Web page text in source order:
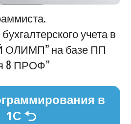
учета в
на базе ПП
8 ПРОФ”
в
1С